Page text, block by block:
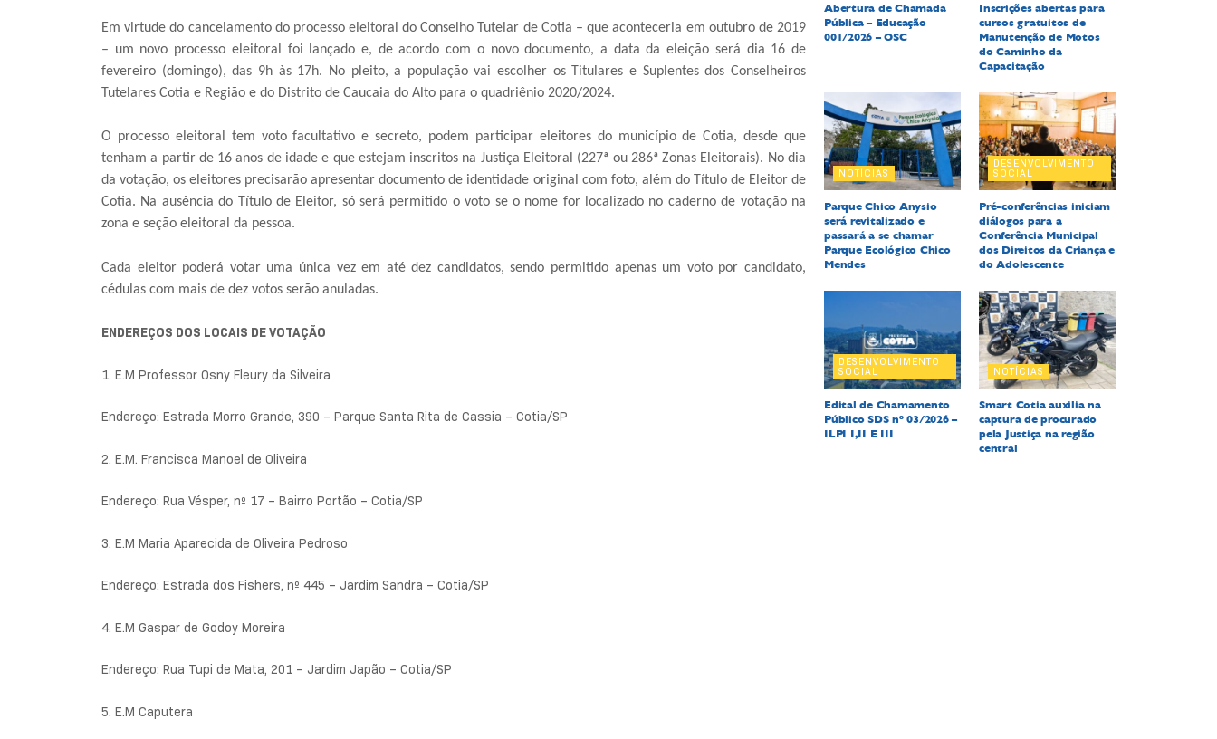
Em virtude do cancelamento do processo eleitoral do Conselho Tutelar de Cotia – que aconteceria em outubro de 2019
– um novo processo eleitoral foi lançado e, de acordo com o novo documento, a data da eleição será dia 16 de
fevereiro (domingo), das 9h às 17h. No pleito, a população vai escolher os Titulares e Suplentes dos Conselheiros
Tutelares Cotia e Região e do Distrito de Caucaia do Alto para o quadriênio 2020/2024.
O processo eleitoral tem voto facultativo e secreto, podem participar eleitores do município de Cotia, desde que
tenham a partir de 16 anos de idade e que estejam inscritos na Justiça Eleitoral (227ª ou 286ª Zonas Eleitorais). No dia
da votação, os eleitores precisarão apresentar documento de identidade original com foto, além do Título de Eleitor de
Cotia. Na ausência do Título de Eleitor, só será permitido o voto se o nome for localizado no caderno de votação na
zona e seção eleitoral da pessoa.
Cada eleitor poderá votar uma única vez em até dez candidatos, sendo permitido apenas um voto por candidato,
cédulas com mais de dez votos serão anuladas.
ENDEREÇOS DOS LOCAIS DE VOTAÇÃO
1. E.M Professor Osny Fleury da Silveira
Endereço: Estrada Morro Grande, 390 – Parque Santa Rita de Cassia – Cotia/SP
2. E.M. Francisca Manoel de Oliveira
Endereço: Rua Vésper, nº 17 – Bairro Portão – Cotia/SP
3. E.M Maria Aparecida de Oliveira Pedroso
Endereço: Estrada dos Fishers, nº 445 – Jardim Sandra – Cotia/SP
4. E.M Gaspar de Godoy Moreira
Endereço: Rua Tupi de Mata, 201 – Jardim Japão – Cotia/SP
5. E.M Caputera
Abertura de Chamada
Pública – Educação
001/2026 – OSC
Inscrições abertas para
cursos gratuitos de
Manutenção de Motos
do Caminho da
Capacitação
NOTÍCIAS
Parque Chico Anysio
será revitalizado e
passará a se chamar
Parque Ecológico Chico
Mendes
DESENVOLVIMENTO
SOCIAL
Pré-conferências iniciam
diálogos para a
Conferência Municipal
dos Direitos da Criança e
do Adolescente
DESENVOLVIMENTO
SOCIAL
Edital de Chamamento
Público SDS nº 03/2026 –
ILPI I,II E III
NOTÍCIAS
Smart Cotia auxilia na
captura de procurado
pela Justiça na região
central